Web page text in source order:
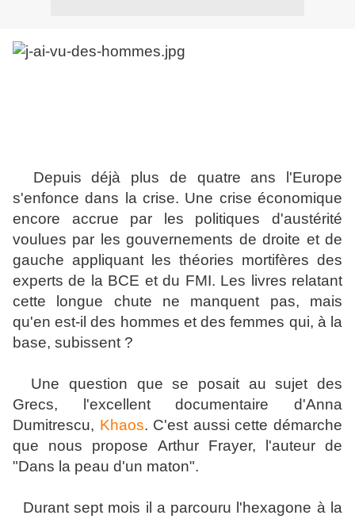
Depuis déjà plus de quatre ans l'Europe
s'enfonce dans la crise. Une crise économique
encore accrue par les politiques d'austérité
voulues par les gouvernements de droite et de
gauche appliquant les théories mortifères des
experts de la BCE et du FMI. Les livres relatant
cette longue chute ne manquent pas, mais
qu'en est-il des hommes et des femmes qui, à la
base, subissent ?
Une question que se posait au sujet des
Grecs, l'excellent documentaire d'Anna
Dumitrescu, Khaos. C'est aussi cette démarche
que nous propose Arthur Frayer, l'auteur de
"Dans la peau d'un maton".
Durant sept mois il a parcouru l'hexagone à la